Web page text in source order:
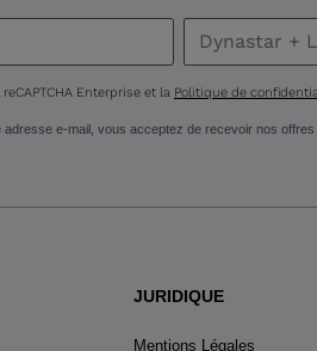
Enterprise et la Politique de
adresse e-mail, vous acceptez de recevoir nos
JURIDIQUE
Mentions Légales